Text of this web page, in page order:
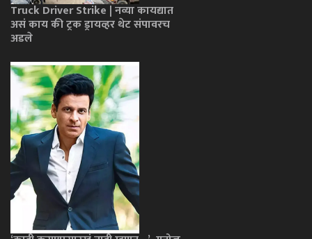
Truck Driver Strike | नव्या कायद्यात
असं काय की ट्रक ड्रायव्हर थेट संपावरच
अडले